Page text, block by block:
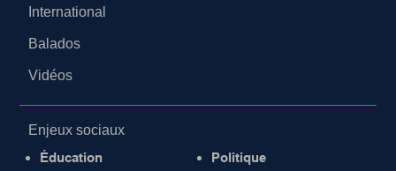
International
Balados
Vidéos
Enjeux sociaux
Éducation
Politique